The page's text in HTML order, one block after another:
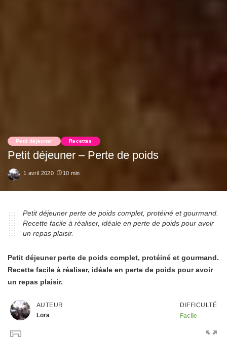
Petit déjeuner Recettes
Petit déjeuner – Perte de poids
1 avril 2020 10 min
Petit déjeuner perte de poids complet, protéiné et gourmand.
Recette facile à réaliser, idéale en perte de poids pour avoir
un repas plaisir.
Petit déjeuner perte de poids complet, protéiné et gourmand.
Recette facile à réaliser, idéale en perte de poids pour avoir
un repas plaisir.
AUTEUR
Lora
DIFFICULTÉ
Facile